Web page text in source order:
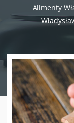
Alimenty